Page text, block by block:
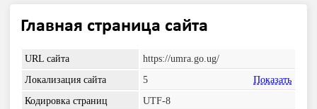
Главная страница сайта
URL сайта
https://umra.go.ug/
Локализация сайта
5
Показать
Кодировка страниц
UTF-8